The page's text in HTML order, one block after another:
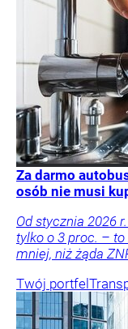
Za darmo
osób nie musi
Od stycznia 2026
tylko o 3 proc. –
mniej, niż żąda
Twój portfel